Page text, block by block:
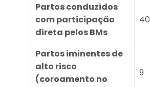
Partos conduzidos
com participação
direta pelos BMs
40
Partos iminentes de
alto risco
(coroamento no
9